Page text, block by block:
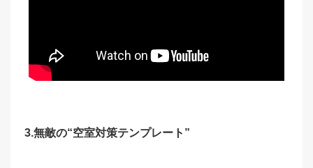
3.無敵の“空室対策テンプレート”